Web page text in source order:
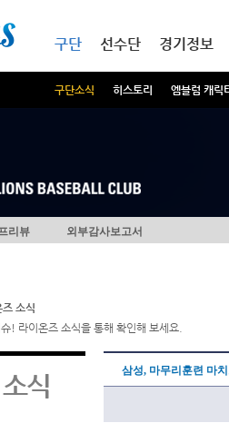
구단
구단소식 히스토리 엠블럼 캐릭
선수단 경기정보
리뷰 외부감사보고서
즈 소식
! 라이온즈 소식을 통해 확인해 보세요.
식 삼성, 마무리훈련 마